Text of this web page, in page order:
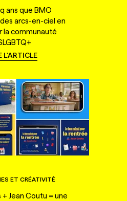
ans que BMO
arcs-en-ciel en
la communauté
L'ARTICLE
ET CRÉATIVITÉ
+ Jean Coutu = une